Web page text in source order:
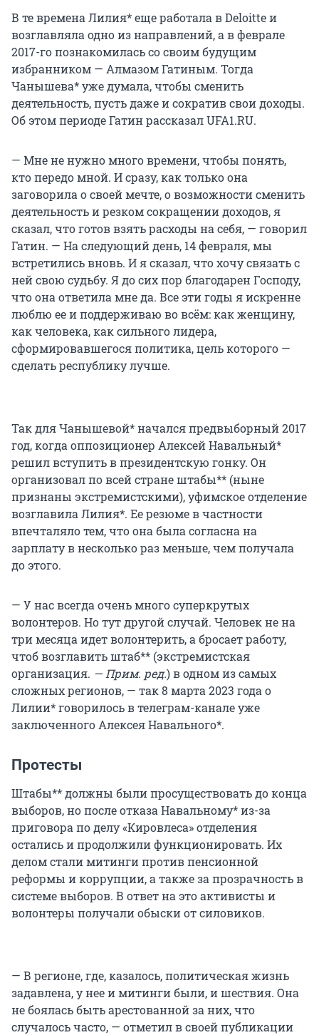
В те времена Лилия* еще работала в Deloitte и
возглавляла одно из направлений, а в феврале
2017-го познакомилась со своим будущим
избранником — Алмазом Гатиным. Тогда
Чанышева* уже думала, чтобы сменить
деятельность, пусть даже и сократив свои доходы.
Об этом периоде Гатин рассказал UFA1.RU.
— Мне не нужно много времени, чтобы понять,
кто передо мной. И сразу, как только она
заговорила о своей мечте, о возможности сменить
деятельность и резком сокращении доходов, я
сказал, что готов взять расходы на себя, — говорил
Гатин. — На следующий день, 14 февраля, мы
встретились вновь. И я сказал, что хочу связать с
ней свою судьбу. Я до сих пор благодарен Господу,
что она ответила мне да. Все эти годы я искренне
люблю ее и поддерживаю во всём: как женщину,
как человека, как сильного лидера,
сформировавшегося политика, цель которого —
сделать республику лучше.
Так для Чанышевой* начался предвыборный 2017
год, когда оппозиционер Алексей Навальный*
решил вступить в президентскую гонку. Он
организовал по всей стране штабы** (ныне
признаны экстремистскими), уфимское отделение
возглавила Лилия*. Ее резюме в частности
впечталяло тем, что она была согласна на
зарплату в несколько раз меньше, чем получала
до этого.
— У нас всегда очень много суперкрутых
волонтеров. Но тут другой случай. Человек не на
три месяца идет волонтерить, а бросает работу,
чтоб возглавить штаб** (экстремистская
организация. — Прим. ред.) в одном из самых
сложных регионов, — так 8 марта 2023 года о
Лилии* говорилось в телеграм-канале уже
заключенного Алексея Навального*.
Протесты
Штабы** должны были просуществовать до конца
выборов, но после отказа Навальному* из-за
приговора по делу «Кировлеса» отделения
остались и продолжили функционировать. Их
делом стали митинги против пенсионной
реформы и коррупции, а также за прозрачность в
системе выборов. В ответ на это активисты и
волонтеры получали обыски от силовиков.
— В регионе, где, казалось, политическая жизнь
задавлена, у нее и митинги были, и шествия. Она
не боялась быть арестованной за них, что
случалось часто, — отметил в своей публикации